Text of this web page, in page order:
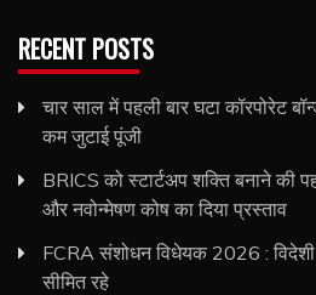
RECENT POSTS
चार साल में पहली बार घटा कॉरपोरेट
कम जुटाई पूंजी
BRICS को स्टार्टअप शक्ति बनाने की
और नवोन्मेषण कोष का दिया प्रस्ताव
FCRA संशोधन विधेयक 2026 :
सीमित रहे